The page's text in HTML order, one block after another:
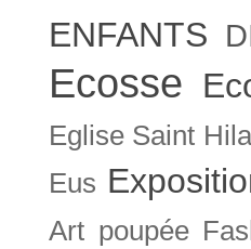
ENFANTS
Ecosse
Eglise Saint
Eus
Art poupée